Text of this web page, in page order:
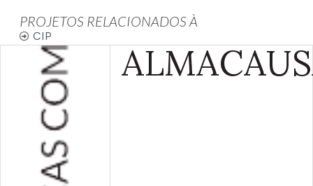
PROJETOS RELACIONADOS À
CIP
ALMA